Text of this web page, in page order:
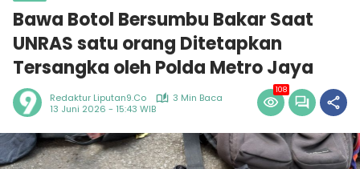
Bawa Botol Bersumbu Bakar Saat
UNRAS satu orang Ditetapkan
Tersangka oleh Polda Metro Jaya
Redaktur Liputan9.co
3 Min Baca
13 Juni 2026 - 15:43 WIB
108